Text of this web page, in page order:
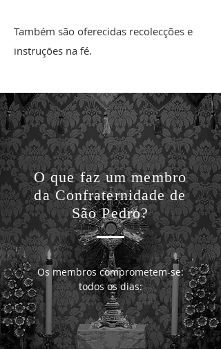
Também são oferecidas recolecções e
instruções na fé.
O que faz um membro
da Confraternidade de
São Pedro?
Os membros comprometem-se:
todos os dias: